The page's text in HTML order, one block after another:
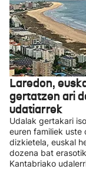
Laredon,
gertatzen ari
udatiarrek
Udalak gertakari
euren familiek uste
dizkietela, euskal
dozena bat
Kantabriako